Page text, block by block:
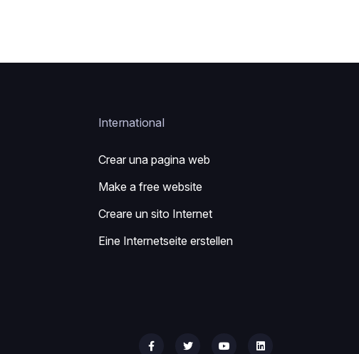
International
Crear una pagina web
Make a free website
Creare un sito Internet
Eine Internetseite erstellen